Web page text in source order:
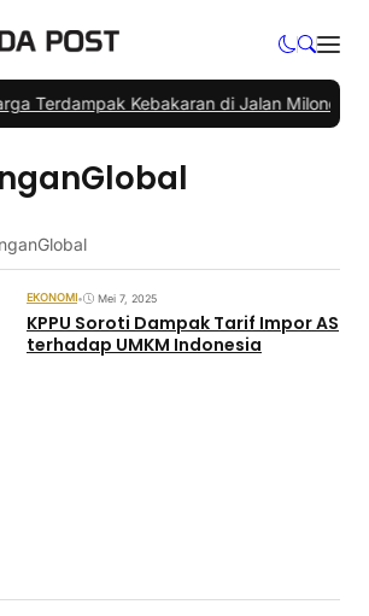
Kebakaran di Jalan Milono|
EKONOMI• Mei 7, 2025
KPPU Soroti Dampak Tarif Impor AS
terhadap UMKM Indonesia